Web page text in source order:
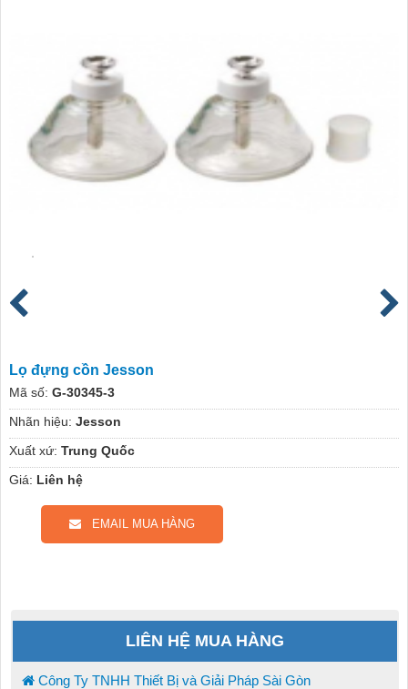
Lọ đựng cồn Jesson
Mã số: G-30345-3
Nhãn hiệu: Jesson
Xuất xứ: Trung Quốc
Giá: Liên hệ
EMAIL MUA HÀNG
LIÊN HỆ MUA HÀNG
Công Ty TNHH Thiết Bị và Giải Pháp Sài Gòn